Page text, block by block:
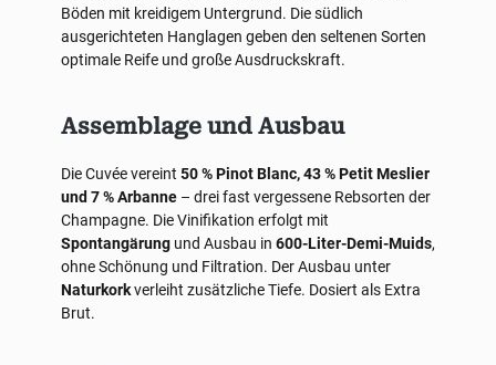
Böden mit kreidigem Untergrund. Die südlich
ausgerichteten Hanglagen geben den seltenen Sorten
optimale Reife und große Ausdruckskraft.
Assemblage und Ausbau
Die Cuvée vereint 50 % Pinot Blanc, 43 % Petit Meslier
und 7 % Arbanne – drei fast vergessene Rebsorten der
Champagne. Die Vinifikation erfolgt mit
Spontangärung und Ausbau in 600-Liter-Demi-Muids,
ohne Schönung und Filtration. Der Ausbau unter
Naturkorkverleiht zusätzliche Tiefe. Dosiert als Extra
Brut.